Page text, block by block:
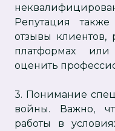
Репутация
отзывы
платформах
оценить
3. Понимание
войны. Важно,
работы в